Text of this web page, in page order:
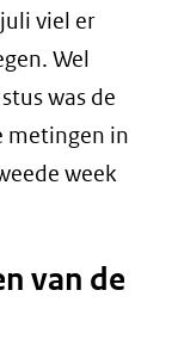
viel er
Wel
was de
metingen in
week
van de